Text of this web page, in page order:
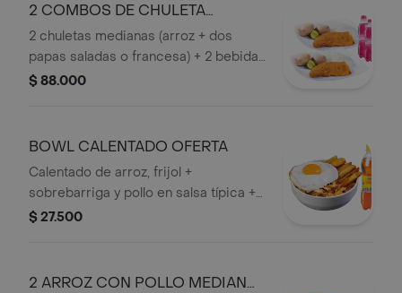
2 COMBOS DE CHULETA
MEDIANA OFERTA
2 chuletas medianas (arroz + dos
papas saladas o francesa) + 2 bebidas
personales.
$ 88.000
BOWL CALENTADO OFERTA
Calentado de arroz, frijol +
sobrebarriga y pollo en salsa típica +
papa artesanal + huevo frito + bebida
$ 27.500
2 ARROZ CON POLLO MEDIANO